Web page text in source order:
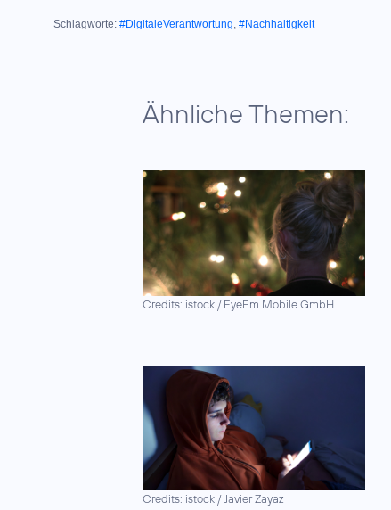
Schlagworte: #DigitaleVerantwortung, #Nachhaltigkeit
Ähnliche Themen:
Credits: istock / EyeEm Mobile GmbH
Credits: istock / Javier Zayaz